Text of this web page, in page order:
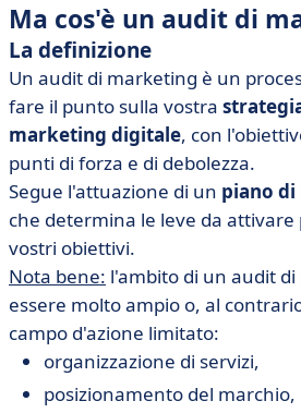
Ma cos'è un audit di
La definizione
Un audit di marketing è un
fare il punto sulla vostra
marketing digitale, con
punti di forza e di debolezza.
Segue l'attuazione di un piano di
che determina le leve da
vostri obiettivi.
Nota bene: l'ambito di un audit
essere molto ampio o, al
campo d'azione limitato:
organizzazione di servizi,
posizionamento del marchio,